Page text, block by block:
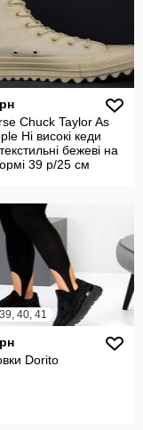
Chuck Taylor As
Hi високі кеди
бежеві на
39 р/25 см
40, 41
Dorito